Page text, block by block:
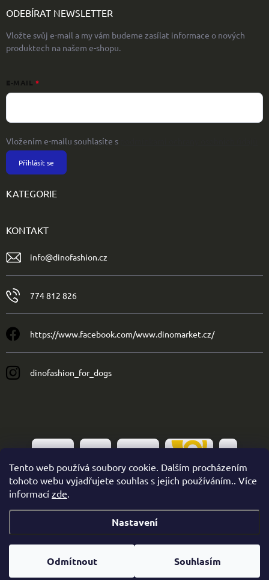
Tento web používá soubory cookie. Dalším procházením
tohoto webu vyjadřujete souhlas s jejich používáním.. Více
informací zde.
Nastavení
Odmítnout Souhlasím
ODEBÍRAT NEWSLETTER
Vložte svůj e-mail a my vám budeme zasílat informace o nových
produktech na našem e-shopu.
E-MAIL
Vložením e-mailu souhlasíte s
Přihlásit se
KATEGORIE
KONTAKT
info@dinofashion.cz
774 812 826
https://www.facebook.com/www.dinomarket.cz/
dinofashion_for_dogs
Vytvořil Shoptet
Copyright 2026 . Všechna práva vyhrazena.